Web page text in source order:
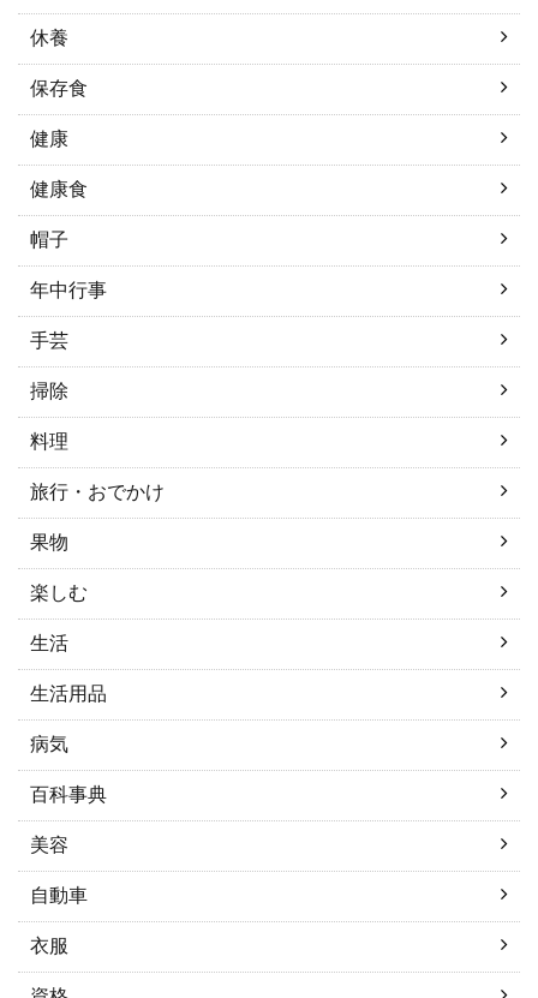
休養
保存食
健康
健康食
帽子
年中行事
手芸
掃除
料理
旅行・おでかけ
果物
楽しむ
生活
生活用品
病気
百科事典
美容
自動車
衣服